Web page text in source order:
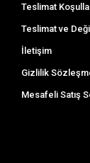
Teslimat
Teslimat ve
İletişim
Gizlilik
Mesafeli Satış